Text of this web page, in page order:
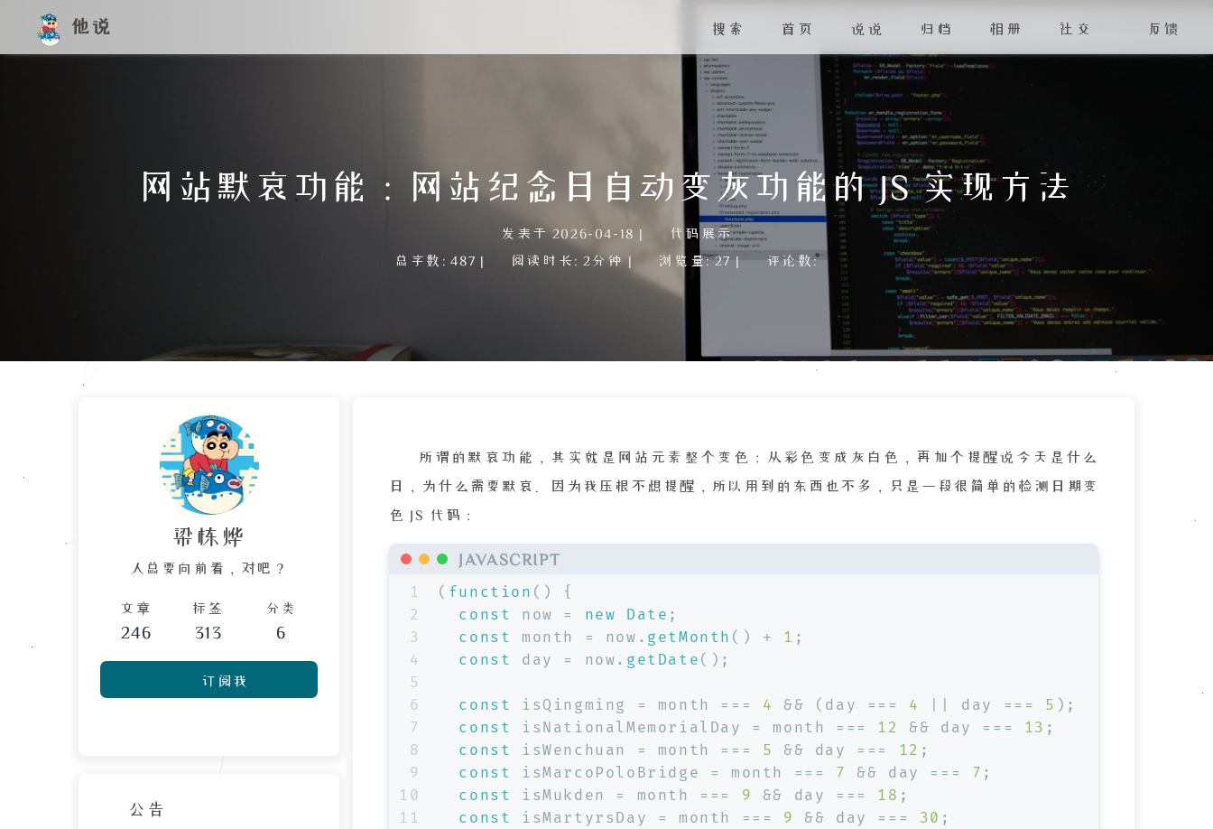
他说 搜索 首页 说说 归档 相册 社交 反馈
网站默哀功能：网站纪念日自动变灰功能的 JS 实现方法
发表于 2026-04-18 |
代码展示
总字数: 487 | 阅读时长: 2分钟 | 浏览量: 27 | 评论数:
所谓的默哀功能，其实就是网站元素整个变色：从彩色变成灰白色，再加个提醒说今天是什么
日，为什么需要默哀。因为我压根不想提醒，所以用到的东西也不多，只是一段很简单的检测日期变
色 JS 代码：
JAVASCRIPT
1
2
3
4
5
6
7
8
9
10
11
( function ( ) {
const
now = new Date ;
const
month = now. getMonth () + 1 ;
const
day = now. getDate ();
const isQingming = month === 4 && (day === 4 || day === 5 );
const
isNationalMemorialDay = month === 12 && day === 13 ;
const
isWenchuan = month === 5 && day === 12 ;
const
isMarcoPoloBridge = month === 7 && day === 7 ;
const
isMukden = month === 9 && day === 18 ;
const
isMartyrsDay = month === 9 && day === 30 ;
梁栋烨
人总要向前看，对吧？
文章
246
标签
313
分类
6
订阅我
公告